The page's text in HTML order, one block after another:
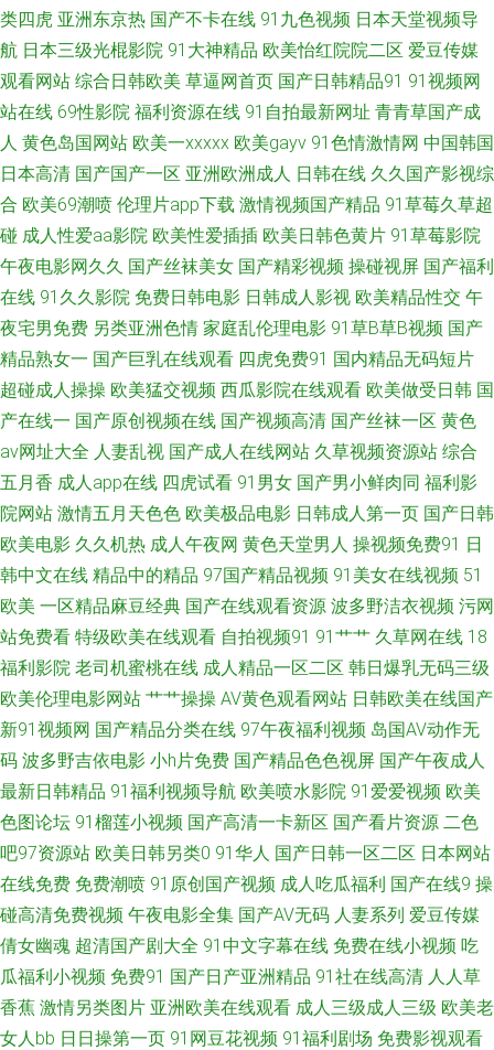
本精品人妖五区 另类爱爱 成人久久视频 亚洲性爱欧美 狼友激情综合国产 超
碰人妻主页 久久影院福利社 大香蕉h 99热6孕妇无码 伊人干B 另类av磁力 日
本人妖色网站 欧美多人干群p 精品超碰人妻 白丝高潮玩哭 91在线老司机 亚
洲天堂狼人 男女上床黄色 超碰在线女人 91豆花影院 伪娘偷拍福利 蜜桃
AV97 超碰99香蕉 亚洲图色16区 欧美另类女人男人 国产午夜在线观看 91入
口不用下 人妻tv 久久草草视频成人 美国骚极品极品 福利姬AV导航 91社区在
线播放 日韩成人黄色免费 福利影院在线观看 AV地址不卡免费 日韩叼嘿片 国
产精品sm 综合另类精品av 97色综合1 午夜黄色精选 久久影视新址 超碰人人
拍超碰在线3 91网址大全 三级片人妻无码 欧洲三级片片区 免费看黄网址 黄
色www91 超碰从插 91叉啊插 日韩操逼网 户外激情露出 豆花AV网站入口 97
在线观看视频 天美3级片 久久大肏屄 操逼导航 国产社区情侣 肏屄网址麻豆
传媒 91亚洲夜色看片 性爱字幕网 欧美色日 人人摸人人干人人 含羞草影院福
利院 91午夜福利导航 91国产微拍 91N视频网z 午夜少妇片 欧美丝袜人妖 大
香蕉A91 影音先锋红杏AV 欧美亚洲日韩成人 欧美射精视频 国产美女A片 AV
音影 久久嫩草视频 日本的A网站 户外露出自慰 操逼视频软件 69欧美 日韩在
线精品色色 狼人综合TV 精品人妖av 91工厂小视频 人妖操男人黄色 伊人成人
自拍 AV黄色天堂网 超碰在线人网播放 高清播放一区二区 成人性爱自拍 超碰
人人澡 草莓视频91 AB色电影官网 91传媒网站 aV映画网 爱福利秒拍广场 豆
类四虎 亚洲东京热 国产不卡在线 91九色视频 日本天堂视频导
航 日本三级光棍影院 91大神精品 欧美怡红院院二区 爱豆传媒
观看网站 综合日韩欧美 草逼网首页 国产日韩精品91 91视频网
站在线 69性影院 福利资源在线 91自拍最新网址 青青草国产成
人 黄色岛国网站 欧美一xxxxx 欧美gayv 91色情激情网 中国韩国
日本高清 国产国产一区 亚洲欧洲成人 日韩在线 久久国产影视综
合 欧美69潮喷 伦理片app下载 激情视频国产精品 91草莓久草超
碰 成人性爱aa影院 欧美性爱插插 欧美日韩色黄片 91草莓影院
午夜电影网久久 国产丝袜美女 国产精彩视频 操碰视屏 国产福利
在线 91久久影院 免费日韩电影 日韩成人影视 欧美精品性交 午
夜宅男免费 另类亚洲色情 家庭乱伦理电影 91草B草B视频 国产
精品熟女一 国产巨乳在线观看 四虎免费91 国内精品无码短片
超碰成人操操 欧美猛交视频 西瓜影院在线观看 欧美做受日韩 国
产在线一 国产原创视频在线 国产视频高清 国产丝袜一区 黄色
av网址大全 人妻乱视 国产成人在线网站 久草视频资源站 综合
五月香 成人app在线 四虎试看 91男女 国产男小鲜肉同 福利影
院网站 激情五月天色色 欧美极品电影 日韩成人第一页 国产日韩
欧美电影 久久机热 成人午夜网 黄色天堂男人 操视频免费91 日
韩中文在线 精品中的精品 97国产精品视频 91美女在线视频 51
欧美 一区精品麻豆经典 国产在线观看资源 波多野洁衣视频 污网
站免费看 特级欧美在线观看 自拍视频91 91艹艹 久草网在线 18
福利影院 老司机蜜桃在线 成人精品一区二区 韩日爆乳无码三级
欧美伦理电影网站 艹艹操操 AV黄色观看网站 日韩欧美在线国产
新91视频网 国产精品分类在线 97午夜福利视频 岛国AV动作无
码 波多野吉依电影 小h片免费 国产精品色色视屏 国产午夜成人
最新日韩精品 91福利视频导航 欧美喷水影院 91爱爱视频 欧美
色图论坛 91榴莲小视频 国产高清一卡新区 国产看片资源 二色
吧97资源站 欧美日韩另类0 91华人 国产日韩一区二区 日本网站
在线免费 免费潮喷 91原创国产视频 成人吃瓜福利 国产在线9 操
碰高清免费视频 午夜电影全集 国产AV无码 人妻系列 爱豆传媒
倩女幽魂 超清国产剧大全 91中文字幕在线 免费在线小视频 吃
瓜福利小视频 免费91 国产日产亚洲精品 91社在线高清 人人草
香蕉 激情另类图片 亚洲欧美在线观看 成人三级成人三级 欧美老
女人bb 日日操第一页 91网豆花视频 91福利剧场 免费影视观看